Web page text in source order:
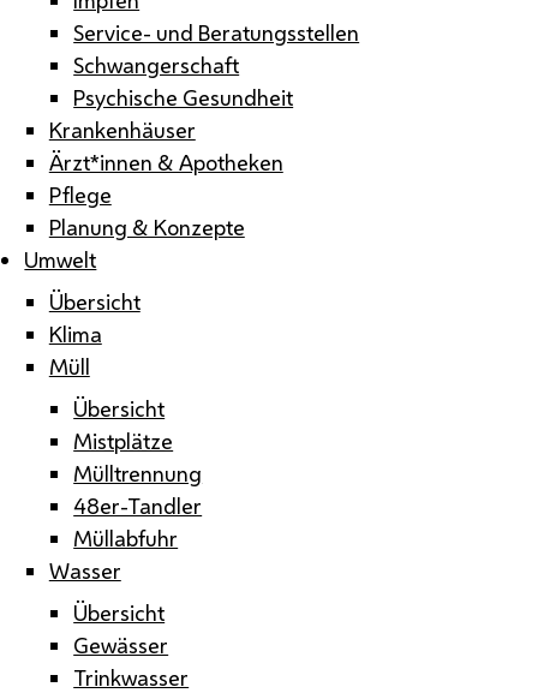
Service- und Beratungsstellen
Schwangerschaft
Psychische Gesundheit
Krankenhäuser
Ärzt*innen & Apotheken
Pflege
Planung & Konzepte
Umwelt
Übersicht
Klima
Müll
Übersicht
Mistplätze
Mülltrennung
48er-Tandler
Müllabfuhr
Wasser
Übersicht
Gewässer
Trinkwasser